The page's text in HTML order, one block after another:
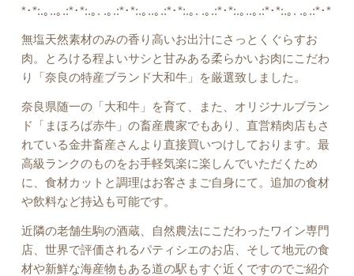
*･*:.｡..｡.:*･*:.｡. .｡.:*･*:.｡..｡.:*･*:.｡. .｡.:*･*:.｡..｡.:*･*:.｡. .｡.:*･*
無塩天然素材のみの香り高いお出汁にさっとくぐらすお
肉。とろける程よいサシと甘みある柔らかいお肉にこだわ
り「奈良の特産ブランド大和牛」
を厳選致し ました。
奈良県随一の「大和牛」を育て、また、オリジナルブラン
ド「まほろば赤牛」の畜産農家でもあり、直営精肉店もさ
れている金井畜産さんより直接買いつけしております。 最
高級ランクのものをお手軽気楽に楽しんでいただくため
に、食材カットと調理はお客さまご自身にて。 追加の食材
や飲料など持込も可能です。
近隣の老舗生駒の酒蔵、自然農法にこだわったワイン専門
店、世界で評価されるパティシエのお店、そして地元の食
材や新鮮な海産物もある道の駅もすぐ近くですのでご紹介